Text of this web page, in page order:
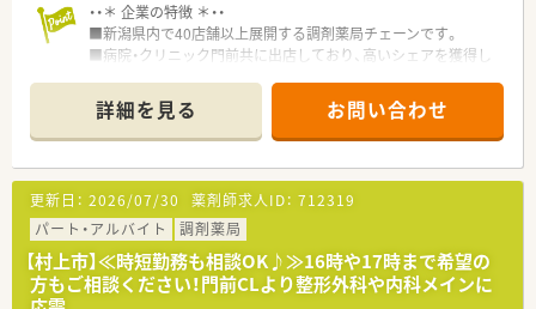
・・＊ 企業の特徴 ＊・・
■新潟県内で40店舗以上展開する調剤薬局チェーンです。
■病院・クリニック門前共に出店しており、高いシェアを獲得し
■県内の病院前にはほぼ出店しており幅広い処方箋の経験を積
むことが出来ます。
■20代～50代まで幅広い年代の薬剤師が活躍しています。
■外来対応だけでなく在宅業務にも取り組んでおり、薬剤師とし
て幅広い業務を任せてもらえます。
■設備投資にも力を入れ薬剤師が勤務しやすい環境整備を行っ
ています。
■変形労働時間制を取り入れ、残業が発生しないような工夫を行
っています。
メリハリをつけて働きたい方におすすめです。
詳細を見る お問い合わせ
更新日： 2026/07/30 薬剤師求人ID： 712319
パート・アルバイト
調剤薬局
【村上市】≪時短勤務も相談OK♪≫16時や17時まで希望の
方もご相談ください！門前CLより整形外科や内科メインに